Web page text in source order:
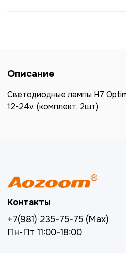
Описание
Светодиодные лампы H7
12-24v, (комплект, 2шт)
Контакты
+7(981) 235-75-75 (Max)
Пн-Пт 11:00-18:00